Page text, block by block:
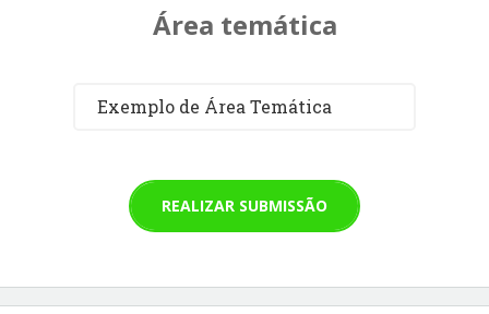
Área temática
Exemplo de Área Temática
REALIZAR SUBMISSÃO